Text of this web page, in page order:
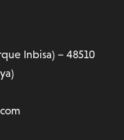
Inbisa) – 48510